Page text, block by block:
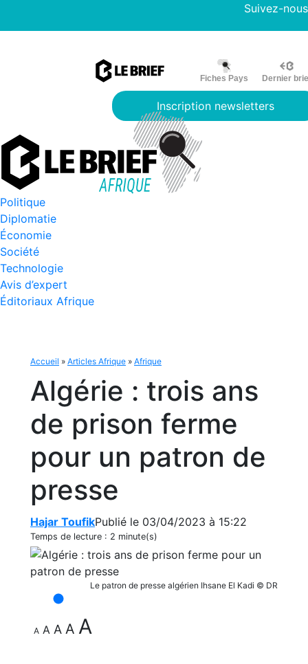
Suivez-nous
Fiches Pays Dernier
Inscription newsletters
Politique
Diplomatie
Économie
Société
Technologie
Avis d’expert
Éditoriaux Afrique
Accueil » Articles Afrique » Afrique
Algérie : trois ans
de prison ferme
pour un patron de
presse
Hajar ToufikPublié le 03/04/2023 à 15:22
Temps de lecture : 2 minute(s)
Le patron de presse algérien Ihsane El Kadi © DR
A A A A A